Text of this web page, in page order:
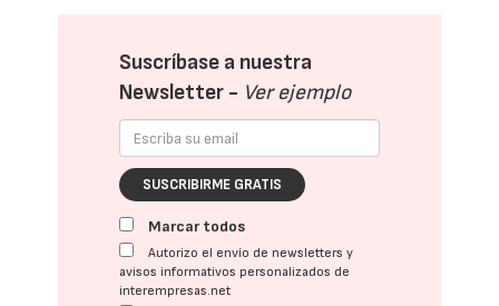
Suscríbase a nuestra
Newsletter - Ver ejemplo
SUSCRIBIRME GRATIS
Marcar todos
Autorizo el envío de newsletters y
avisos informativos personalizados de
interempresas.net